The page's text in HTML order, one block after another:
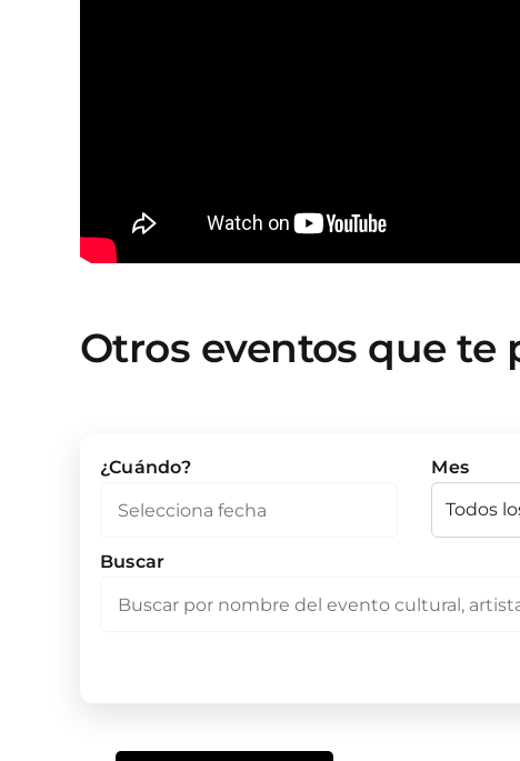
Otros eventos que te
¿Cuándo? Mes
Buscar